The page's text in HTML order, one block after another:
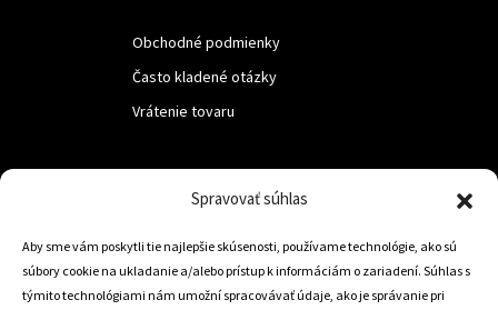
Spravovať súhlas
Aby sme vám poskytli tie najlepšie skúsenosti, používame technológie, ako sú
súbory cookie na ukladanie a/alebo prístup k informáciám o zariadení. Súhlas s
týmito technológiami nám umožní spracovávať údaje, ako je správanie pri
Obchodné podmienky
Často kladené otázky
Vrátenie tovaru
Trstená 02801